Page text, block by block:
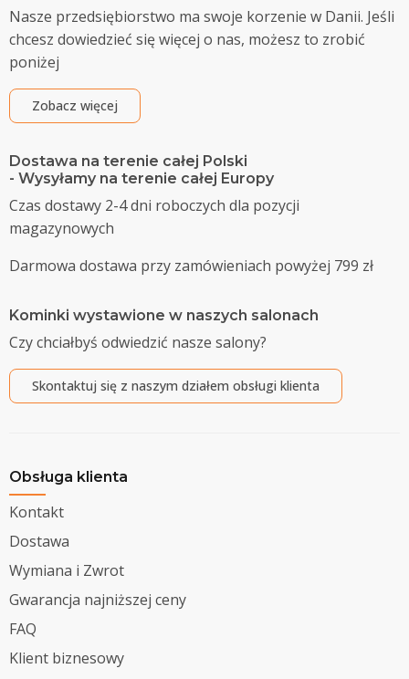
Nasze przedsiębiorstwo ma swoje korzenie w Danii. Jeśli
chcesz dowiedzieć się więcej o nas, możesz to zrobić
poniżej
Zobacz więcej
Dostawa na terenie całej Polski
- Wysyłamy na terenie całej Europy
Czas dostawy 2-4 dni roboczych dla pozycji
magazynowych
Darmowa dostawa przy zamówieniach powyżej 799 zł
Kominki wystawione w naszych salonach
Czy chciałbyś odwiedzić nasze salony?
Skontaktuj się z naszym działem obsługi klienta
Obsługa klienta
Kontakt
Dostawa
Wymiana i Zwrot
Gwarancja najniższej ceny
FAQ
Klient biznesowy